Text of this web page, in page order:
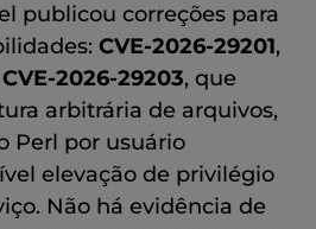
publicou correções para
CVE-2026-29201,
CVE-2026-29203, que
arbitrária de arquivos,
Perl por usuário
elevação de privilégio
Não há evidência de